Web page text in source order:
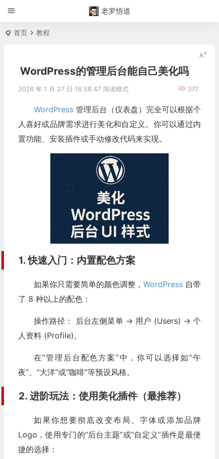
老罗悟道
首页 教程
WordPress的管理后台能自己美化吗
2026 年 1 月 27 日 18:58:47 377
阅读模式
WordPress管理后台（仪表盘）完全可以根据个
人喜好或品牌需求进行美化和自定义。你可以通过内
置功能、安装插件或手动修改代码来实现。
1. 快速入门：内置配色方案
如果你只需要简单的颜色调整， WordPress自带
了 8 种以上的配色：
操作路径： 后台左侧菜单 -> 用户 (Users) -> 个
人资料 (Profile)。
在“管理后台配色方案”中，你可以选择如“午
夜”、“大洋”或“咖啡”等预设风格。
2. 进阶玩法：使用美化插件（最推荐）
如果你想要彻底改变布局、字体或添加品牌
Logo，使用专门的“后台主题”或“自定义”插件是最便
捷的选择：